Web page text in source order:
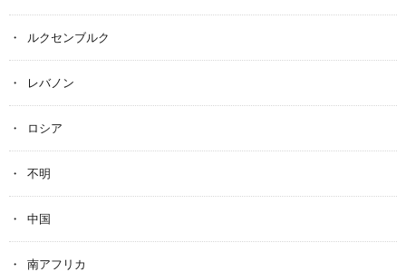
ルクセンブルク
レバノン
ロシア
不明
中国
南アフリカ